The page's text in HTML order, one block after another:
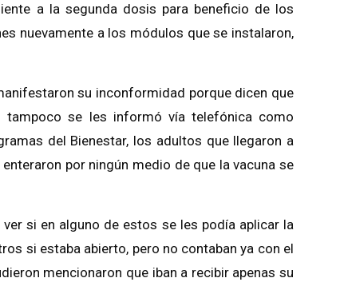
a la segunda dosis para beneficio de los
nuevamente a los módulos que se instalaron,
su inconformidad porque dicen que
tampoco se les informó vía telefónica como
del Bienestar, los adultos que llegaron a
por ningún medio de que la vacuna se
si en alguno de estos se les podía aplicar la
si estaba abierto, pero no contaban ya con el
mencionaron que iban a recibir apenas su